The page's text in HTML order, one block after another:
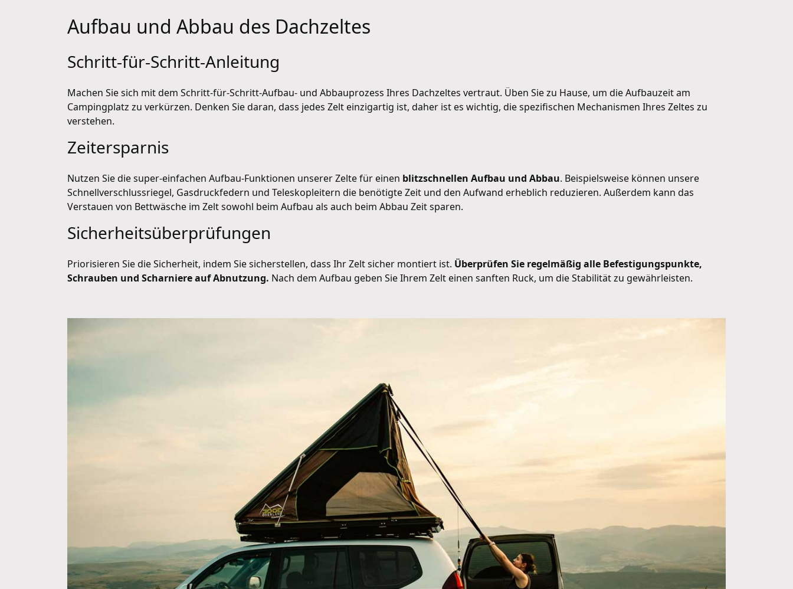
Aufbau und Abbau des Dachzeltes
Schritt-für-Schritt-Anleitung
Machen Sie sich mit dem Schritt-für-Schritt-Aufbau- und Abbauprozess Ihres Dachzeltes vertraut. Üben Sie zu Hause, um die Aufbauzeit am
Campingplatz zu verkürzen. Denken Sie daran, dass jedes Zelt einzigartig ist, daher ist es wichtig, die spezifischen Mechanismen Ihres Zeltes zu
verstehen.
Zeitersparnis
Nutzen Sie die super-einfachen Aufbau-Funktionen unserer Zelte für einen blitzschnellen Aufbau und Abbau. Beispielsweise können unsere
Schnellverschlussriegel, Gasdruckfedern und Teleskopleitern die benötigte Zeit und den Aufwand erheblich reduzieren. Außerdem kann das
Verstauen von Bettwäsche im Zelt sowohl beim Aufbau als auch beim Abbau Zeit sparen.
Sicherheitsüberprüfungen
Priorisieren Sie die Sicherheit, indem Sie sicherstellen, dass Ihr Zelt sicher montiert ist. Überprüfen Sie regelmäßig alle Befestigungspunkte,
Schrauben und Scharniere auf Abnutzung. Nach dem Aufbau geben Sie Ihrem Zelt einen sanften Ruck, um die Stabilität zu gewährleisten.